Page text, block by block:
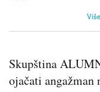
Više
o Poziv na Izbornu skupštinu
Skupština
ojačati angažman